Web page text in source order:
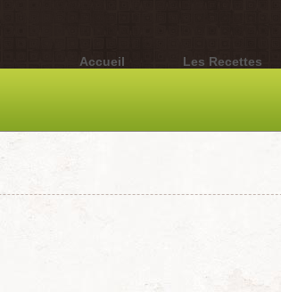
Accueil Les Recettes